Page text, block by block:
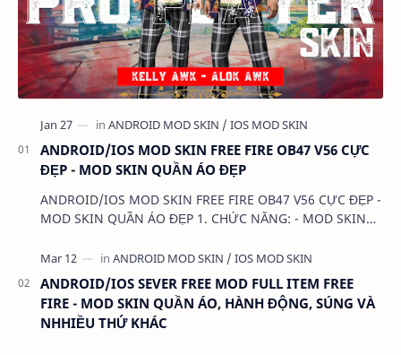
ANDROID/IOS MOD SKIN FREE FIRE OB47 V56 CỰC
ĐẸP - MOD SKIN QUẦN ÁO ĐẸP
ANDROID/IOS MOD SKIN FREE FIRE OB47 V56 CỰC ĐẸP -
MOD SKIN QUẦN ÁO ĐẸP 1. CHỨC NĂNG: - MOD SKIN
KHÔ…
ANDROID/IOS SEVER FREE MOD FULL ITEM FREE
FIRE - MOD SKIN QUẦN ÁO, HÀNH ĐỘNG, SÚNG VÀ
NHHIỀU THỨ KHÁC